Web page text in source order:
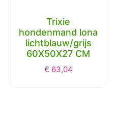
Trixie
hondenmand lona
lichtblauw/grijs
60X50X27 CM
€ 63,04